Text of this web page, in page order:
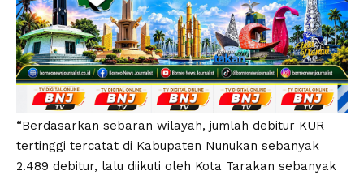
“Berdasarkan sebaran wilayah, jumlah debitur KUR
tertinggi tercatat di Kabupaten Nunukan sebanyak
2.489 debitur, lalu diikuti oleh Kota Tarakan sebanyak